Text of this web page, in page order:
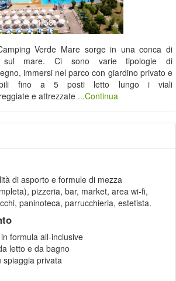
1/53
Verde Mare sorge in una conca di
sul mare. Ci sono varie tipologie di
immersi nel parco con giardino privato e
fino a 5 posti letto lungo i viali
e attrezzate ...Continua
di asporto e formule di mezza
pizzeria, bar, market, area wi-fi,
paninoteca, parrucchieria, estetista.
formula all-inclusive
letto e da bagno
spiaggia privata